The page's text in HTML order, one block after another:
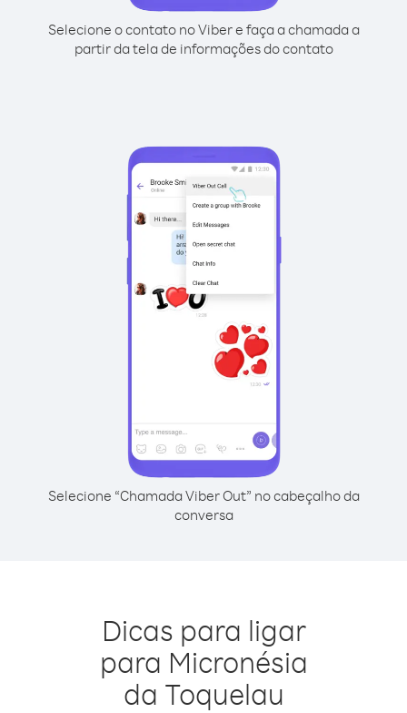
Selecione o contato no Viber e faça a chamada a
partir da tela de informações do contato
Selecione “Chamada Viber Out” no cabeçalho da
conversa
Dicas para ligar
para Micronésia
da Toquelau